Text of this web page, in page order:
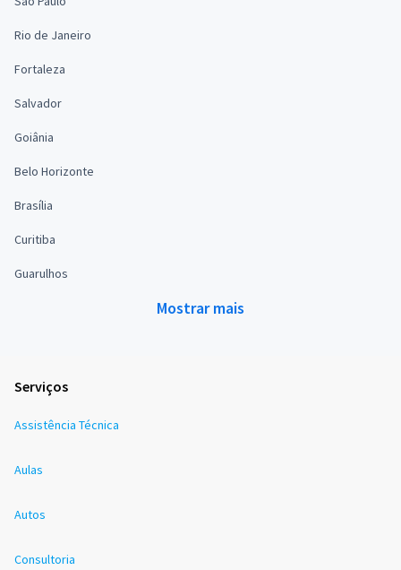
Rio de Janeiro
Fortaleza
Salvador
Goiânia
Belo Horizonte
Brasília
Curitiba
Guarulhos
Mostrar mais
Serviços
Assistência Técnica
Aulas
Autos
Consultoria